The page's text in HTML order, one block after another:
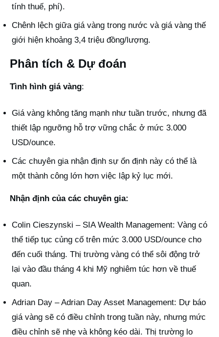
tính thuế, phí).
Chênh lệch giữa giá vàng trong nước và giá vàng thế
giới hiện khoảng 3,4 triệu đồng/lượng.
Phân tích & Dự đoán
Tình hình giá vàng:
Giá vàng không tăng mạnh như tuần trước, nhưng đã
thiết lập ngưỡng hỗ trợ vững chắc ở mức 3.000
USD/ounce.
Các chuyên gia nhận định sự ổn định này có thể là
một thành công lớn hơn việc lập kỷ lục mới.
Nhận định của các chuyên gia:
Colin Cieszynski – SIA Wealth Management: Vàng có
thể tiếp tục củng cố trên mức 3.000 USD/ounce cho
đến cuối tháng. Thị trường vàng có thể sôi động trở
lại vào đầu tháng 4 khi Mỹ nghiêm túc hơn về thuế
quan.
Adrian Day – Adrian Day Asset Management: Dự báo
giá vàng sẽ có điều chỉnh trong tuần này, nhưng mức
điều chỉnh sẽ nhẹ và không kéo dài. Thị trường lo